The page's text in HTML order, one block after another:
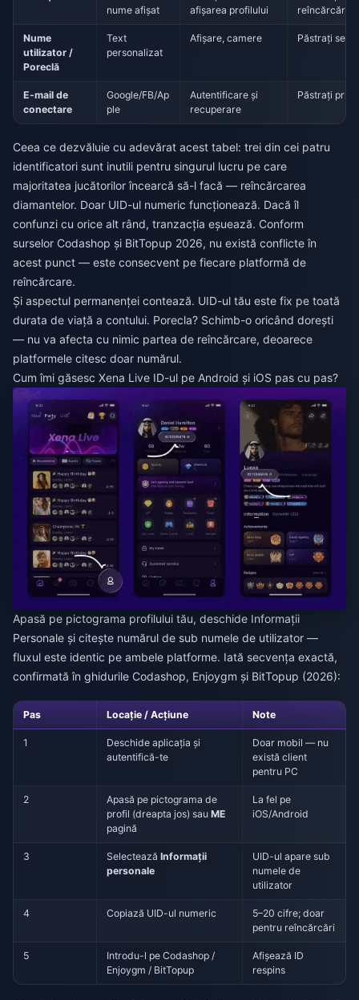
nume afișat
afișarea profilului
reîncărcări
Nume
utilizator /
Poreclă
Text
personalizat
Afișare, camere Păstrați
E-mail de
conectare
Google/FB/Ap
ple
Autentificare și
recuperare
Păstrați
Ceea ce dezvăluie cu adevărat acest tabel: trei din cei patru
identificatori sunt inutili pentru singurul lucru pe care
majoritatea jucătorilor încearcă să-l facă — reîncărcarea
diamantelor. Doar UID-ul numeric funcționează. Dacă îl
confunzi cu orice alt rând, tranzacția eșuează. Conform
surselor Codashop și BitTopup 2026, nu există conflicte în
acest punct — este consecvent pe fiecare platformă de
reîncărcare.
Și aspectul permanenței contează. UID-ul tău este fix pe toată
durata de viață a contului. Porecla? Schimb-o oricând dorești
— nu va afecta cu nimic partea de reîncărcare, deoarece
platformele citesc doar numărul.
Cum îmi găsesc Xena Live ID-ul pe Android și iOS pas cu pas?
Apasă pe pictograma profilului tău, deschide Informații
Personale și citește numărul de sub numele de utilizator —
fluxul este identic pe ambele platforme. Iată secvența exactă,
confirmată în ghidurile Codashop, Enjoygm și BitTopup (2026):
Pas Locație / Acțiune Note
1
Deschide aplicația și
autentifică-te
Doar mobil — nu
există client
pentru PC
2
Apasă pe pictograma de
profil (dreapta jos) sauME
pagină
La fel pe
iOS/Android
3 SelecteazăInformații
personale
UID-ul apare sub
numele de
utilizator
4 Copiază UID-ul numeric
5–20 cifre; doar
pentru reîncărcări
5
Introdu-l pe Codashop /
Enjoygm / BitTopup
Afișează ID
respins